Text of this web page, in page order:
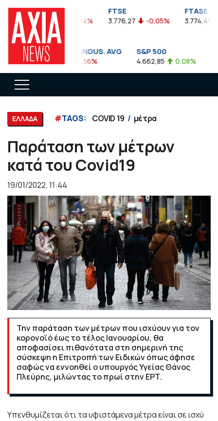
FTSEA
899,47 -0,04%
FTSE
3.776,27 -0,05%
FTASE
3.774,48
DOW JONES INDUS. AVG
35.911,81 -0,56%
S&P 500
4.662,85 0,08%
ΕΛΛΑΔΑ #TAGS: COVID 19 μέτρα
Παράταση των μέτρων
κατά του Covid19
19/01/2022, 11:44
Την παράταση των μέτρων που ισχύουν για τον
κορονοϊό έως το τέλος Ιανουαρίου, θα
αποφασίσει πιθανότατα στη σημερινή της
σύσκεψη η Επιτροπή των Ειδικών όπως άφησε
σαφώς να εννοηθεί ο υπουργός Υγείας Θάνος
Πλεύρης, μιλώντας το πρωί στην ΕΡΤ.
Υπενθυμίζεται ότι τα υφιστάμενα μέτρα είναι σε ισχύ